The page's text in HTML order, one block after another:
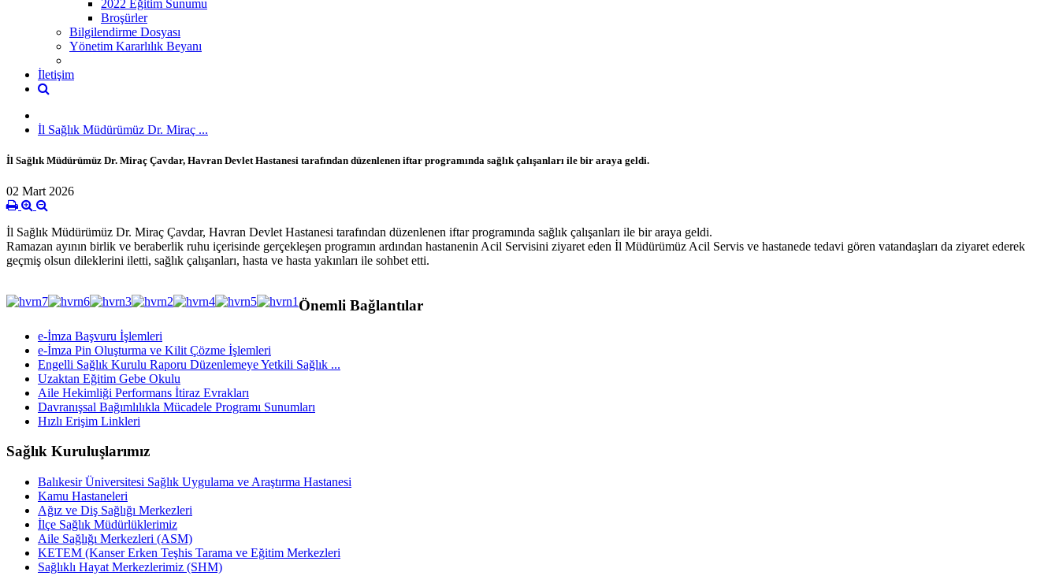
2022 Eğitim Sunumu
Broşürler
Bilgilendirme Dosyası
Yönetim Kararlılık Beyanı
İletişim
İl Sağlık Müdürümüz Dr. Miraç ...
İl Sağlık Müdürümüz Dr. Miraç Çavdar, Havran Devlet Hastanesi tarafından düzenlenen iftar programında sağlık çalışanları ile bir araya geldi.
02 Mart 2026
İl Sağlık Müdürümüz Dr. Miraç Çavdar, Havran Devlet Hastanesi tarafından düzenlenen iftar programında sağlık çalışanları ile bir araya geldi.
Ramazan ayının birlik ve beraberlik ruhu içerisinde gerçekleşen programın ardından hastanenin Acil Servisini ziyaret eden İl Müdürümüz Acil Servis ve hastanede tedavi gören vatandaşları da ziyaret ederek
geçmiş olsun dileklerini iletti, sağlık çalışanları, hasta ve hasta yakınları ile sohbet etti.
Önemli Bağlantılar
e-İmza Başvuru İşlemleri
e-İmza Pin Oluşturma ve Kilit Çözme İşlemleri
Engelli Sağlık Kurulu Raporu Düzenlemeye Yetkili Sağlık ...
Uzaktan Eğitim Gebe Okulu
Aile Hekimliği Performans İtiraz Evrakları
Davranışsal Bağımlılıkla Mücadele Programı Sunumları
Hızlı Erişim Linkleri
Sağlık Kuruluşlarımız
Balıkesir Üniversitesi Sağlık Uygulama ve Araştırma Hastanesi
Kamu Hastaneleri
Ağız ve Diş Sağlığı Merkezleri
İlçe Sağlık Müdürlüklerimiz
Aile Sağlığı Merkezleri (ASM)
KETEM (Kanser Erken Teşhis Tarama ve Eğitim Merkezleri
Sağlıklı Hayat Merkezlerimiz (SHM)